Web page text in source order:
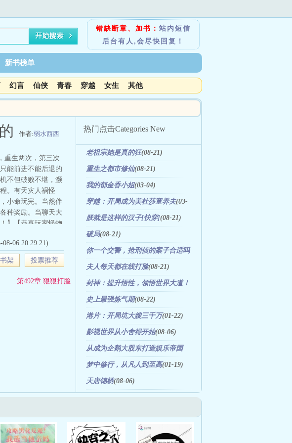
错缺断章、加书： 站内短信
后台有人,会尽快回复！
新书榜单
幻言 仙侠 青春 穿越 女生 其他
作者:弱水西西
重生两次，第三次
能前进不能后退的
不但破败不堪，濒
。有天灾人祸怪
小命玩完。当然伴
种奖励。当聊天大
】【恭喜玩家怪物
目标：走到公路的
08-06 20:29:21)
架 投票推荐
第492章 狠狠打脸
热门点击Categories New
老祖宗她是真的狂(08-21)
重生之都市修仙(08-21)
我的郁金香小姐(03-04)
穿越：开局成为美杜莎童养夫(03-
28)
朕就是这样的汉子[快穿](08-21)
破局(08-21)
你一个交警，抢刑侦的案子合适吗
(09-08)
夫人每天都在线打脸(08-21)
封神：提升悟性，领悟世界大道！
(08-21)
史上最强炼气期(08-22)
港片：开局坑大嫂三千万(01-22)
影视世界从小舍得开始(08-06)
从成为企鹅大股东打造娱乐帝国
(01-31)
梦中修行，从凡人到至高(01-19)
天唐锦绣(08-06)